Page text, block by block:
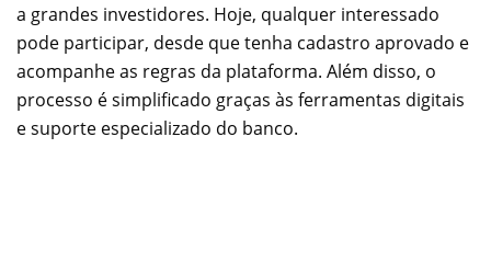
a grandes investidores. Hoje, qualquer interessado
pode participar, desde que tenha cadastro aprovado e
acompanhe as regras da plataforma. Além disso, o
processo é simplificado graças às ferramentas digitais
e suporte especializado do banco.